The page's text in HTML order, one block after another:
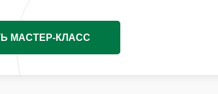
МАСТЕР-КЛАСС